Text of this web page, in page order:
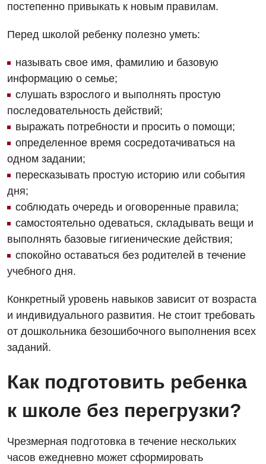
постепенно привыкать к новым правилам.
Перед школой ребенку полезно уметь:
называть свое имя, фамилию и базовую
информацию о семье;
слушать взрослого и выполнять простую
последовательность действий;
выражать потребности и просить о помощи;
определенное время сосредотачиваться на
одном задании;
пересказывать простую историю или события
дня;
соблюдать очередь и оговоренные правила;
самостоятельно одеваться, складывать вещи и
выполнять базовые гигиенические действия;
спокойно оставаться без родителей в течение
учебного дня.
Конкретный уровень навыков зависит от возраста
и индивидуального развития. Не стоит требовать
от дошкольника безошибочного выполнения всех
заданий.
Как подготовить ребенка
к школе без перегрузки?
Чрезмерная подготовка в течение нескольких
часов ежедневно может сформировать